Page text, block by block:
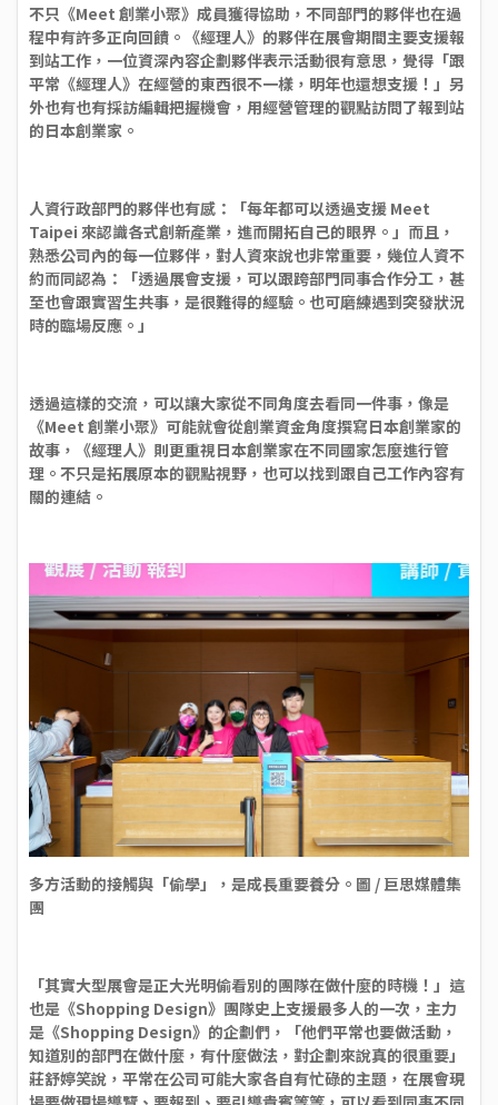
不只《Meet 創業小聚》成員獲得協助，不同部門的夥伴也在過
程中有許多正向回饋。《經理人》的夥伴在展會期間主要支援報
到站工作，一位資深內容企劃夥伴表示活動很有意思，覺得「跟
平常《經理人》在經營的東西很不一樣，明年也還想支援！」另
外也有也有採訪編輯把握機會，用經營管理的觀點訪問了報到站
的日本創業家。
人資行政部門的夥伴也有感：「每年都可以透過支援 Meet
Taipei 來認識各式創新產業，進而開拓自己的眼界。」而且，
熟悉公司內的每一位夥伴，對人資來說也非常重要，幾位人資不
約而同認為：「透過展會支援，可以跟跨部門同事合作分工，甚
至也會跟實習生共事，是很難得的經驗。也可磨練遇到突發狀況
時的臨場反應。」
透過這樣的交流，可以讓大家從不同角度去看同一件事，像是
《Meet 創業小聚》可能就會從創業資金角度撰寫日本創業家的
故事，《經理人》則更重視日本創業家在不同國家怎麼進行管
理。不只是拓展原本的觀點視野，也可以找到跟自己工作內容有
關的連結。
多方活動的接觸與「偷學」，是成長重要養分。圖 / 巨思媒體集
團
「其實大型展會是正大光明偷看別的團隊在做什麼的時機！」這
也是《Shopping Design》團隊史上支援最多人的一次，主力
是《Shopping Design》的企劃們，「他們平常也要做活動，
知道別的部門在做什麼，有什麼做法，對企劃來說真的很重要」
莊舒婷笑說，平常在公司可能大家各自有忙碌的主題，在展會現